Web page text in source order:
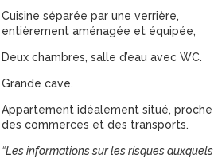
Cuisine séparée par une verrière,
entièrement aménagée et équipée,
Deux chambres, salle d’eau avec WC.
Grande cave.
Appartement idéalement situé, proche
des commerces et des transports.
“Les informations sur les risques auxquels